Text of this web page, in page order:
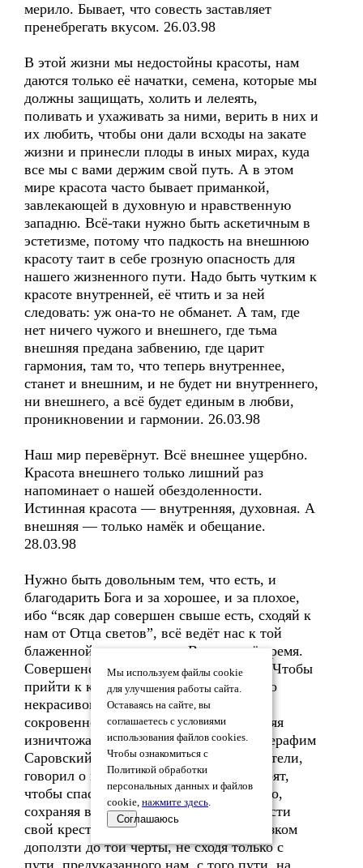
мерило. Бывает, что совесть заставляет
пренебрегать вкусом. 26.03.98
В этой жизни мы недостойны красоты, нам
даются только её начатки, семена, которые мы
должны защищать, холить и лелеять,
поливать и ухаживать за ними, верить в них и
их любить, чтобы они дали всходы на закате
жизни и принесли плоды в иных мирах, куда
все мы с вами держим свой путь. А в этом
мире красота часто бывает приманкой,
завлекающей в духовную и нравственную
западню. Всё-таки нужно быть аскетичным в
эстетизме, потому что падкость на внешнюю
красоту таит в себе грозную опасность для
нашего жизненного пути. Надо быть чутким к
красоте внутренней, её чтить и за ней
следовать: уж она-то не обманет. А там, где
нет ничего чужого и внешнего, где тьма
внешняя предана забвению, где царит
гармония, там то, что теперь внутреннее,
станет и внешним, и не будет ни внутреннего,
ни внешнего, а всё будет единым в любви,
проникновении и гармонии. 26.03.98
Наш мир перевёрнут. Всё внешнее ущербно.
Красота внешнего только лишний раз
напоминает о нашей обездоленности.
Истинная красота — внутренняя, духовная. А
внешняя — только намёк и обещание.
28.03.98
Нужно быть довольным тем, что есть, и
благодарить Бога и за хорошее, и за плохое,
ибо “всяк дар совершен свыше есть, сходяй к
нам от Отца светов”, всё ведёт нас к той
блаженной сверхкрасоте. Всему своё время.
Совершенство достигается терпением. Чтобы
прийти к красоте, нужно увидеть много
некрасивого и всё покрыть верой и
сокровенной любовью. Грязь внутренняя
изничтожается грязью внешней. Вот Серафим
Саровский, когда увидел небесные обители,
говорил о неизреченной красоте. Говорят,
чтобы спастись, достаточно благодушно,
сохраняя в сердце веру и любовь, донести
свой крест до конца. Надо хотя бы ползком
доползти до той черты, не сходя только с
пути, предуказанного нам, с того пути, на
Мы используем файлы cookie
для улучшения работы сайта.
Оставаясь на сайте, вы
соглашаетесь с условиями
использования файлов cookies.
Чтобы ознакомиться с
Политикой обработки
персональных данных и файлов
cookie, нажмите здесь.
Соглашаюсь